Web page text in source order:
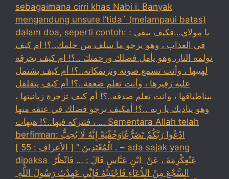
sebagaimana cirri khas Nabi i. Banyak
mengandung unsure I’tida` (melampaui batas)
dalam doa, seperti contoh: : يا مولاي…فكيف يبقى
في العذاب ، وهو يرجو ما سلف من حلمك..؟! ام كيف
تولمه النار، وهو يأمل فضلك ورحمتك ..؟! ام كيف يحرقه
لهيبها ، وأنت تسمع صوته وترىمكانه..؟! أم كيف بشتمل
عليه زفيرها ، وأنت تعلم ضعفة..؟! أم كيف يتقلقل
بيناطباقها ، وانت تعلم صدقه..؟! أم كيف تزجرة زبانيتها ،
وهو يناديك يا ربه ..؟! أمكيف يرجو فضلك في عتقه منها
، فتتركه فيها..؟! هيهات … Sementara Allah telah
berfirman: ادْعُوا رَبَّكُمْ تَضَرُّعًاوَخُفْيَةً إِنَّهُ لَا يُحِبُّ
الْمُعْتَدِينَ ” [ الأعراف : 55 ] . – ada sajak yang
dipaksa ‏عَنْ‏‏عِكْرِمَةَ ‏، ‏عَنْ ‏ ‏ابْنِ عَبَّاسٍ ‏‏قَالَ : … فَانْظُرْ ‏‏
السَّجْعَ ‏‏مِنْ الدُّعَاءِ فَاجْتَنِبْهُ فَإِنِّي عَهِدْتُ رَسُولَ اللَّهِ ‏